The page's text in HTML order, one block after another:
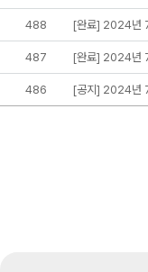
488 [완료] 2024년
487 [완료] 2024년
486 [공지] 2024년